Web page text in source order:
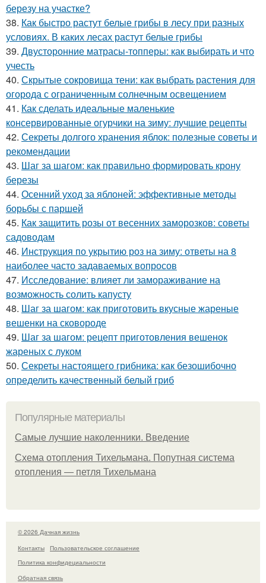
березу на участке?
38. Как быстро растут белые грибы в лесу при разных
условиях. В каких лесах растут белые грибы
39. Двусторонние матрасы-топперы: как выбирать и что
учесть
40. Скрытые сокровища тени: как выбрать растения для
огорода с ограниченным солнечным освещением
41. Как сделать идеальные маленькие
консервированные огурчики на зиму: лучшие рецепты
42. Секреты долгого хранения яблок: полезные советы и
рекомендации
43. Шаг за шагом: как правильно формировать крону
березы
44. Осенний уход за яблоней: эффективные методы
борьбы с паршей
45. Как защитить розы от весенних заморозков: советы
садоводам
46. Инструкция по укрытию роз на зиму: ответы на 8
наиболее часто задаваемых вопросов
47. Исследование: влияет ли замораживание на
возможность солить капусту
48. Шаг за шагом: как приготовить вкусные жареные
вешенки на сковороде
49. Шаг за шагом: рецепт приготовления вешенок
жареных с луком
50. Секреты настоящего грибника: как безошибочно
определить качественный белый гриб
Популярные материалы
Самые лучшие наколенники. Введение
Схема отопления Тихельмана. Попутная система
отопления — петля Тихельмана
© 2026 Дачная жизнь
Контакты
Пользовательское соглашение
Политика конфидециальности
Обратная связь